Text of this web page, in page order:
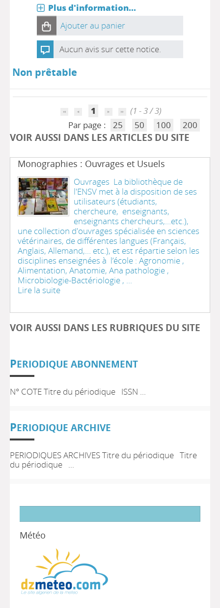
Plus d'information...
Ajouter au panier
Aucun avis sur cette notice.
Non prêtable
1
(1 - 3 / 3)
Par page :
25 50 100 200
VOIR AUSSI DANS LES ARTICLES DU SITE
Monographies : Ouvrages et Usuels
Ouvrages La bibliothèque de
l'ENSV met à la disposition de ses
utilisateurs (étudiants,
chercheure, enseignants,
enseignants chercheurs,…etc.),
une collection d'ouvrages spécialisée en sciences
vétérinaires, de différentes langues (Français,
Anglais, Allemand,… etc.), et est répartie selon les
disciplines enseignées à l’école : Agronomie ,
Alimentation, Anatomie, Ana pathologie ,
Microbiologie-Bactériologie , ...
Lire la suite
VOIR AUSSI DANS LES RUBRIQUES DU SITE
PERIODIQUE ABONNEMENT
N° COTE Titre du périodique ISSN ...
PERIODIQUE ARCHIVE
PERIODIQUES ARCHIVES Titre du périodique Titre
du périodique ...
Météo